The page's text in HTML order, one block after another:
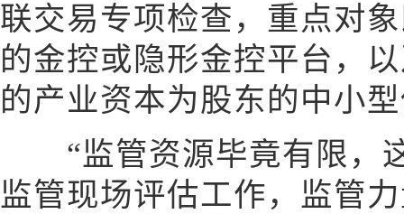
联交易专项检查，重点对
的金控或隐形金控平台，
的产业资本为股东的中小
“监管资源毕竟有限，
监管现场评估工作，监管